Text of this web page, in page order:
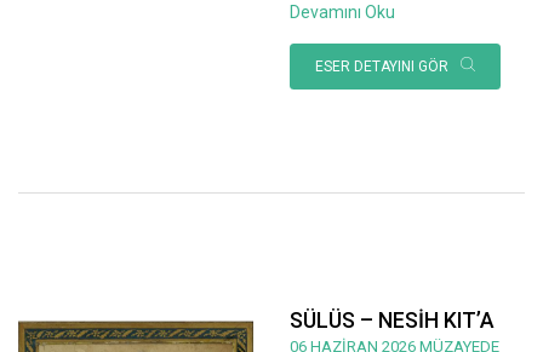
Devamını Oku
ESER DETAYINI GÖR
SÜLÜS – NESİH KIT’A
06 HAZİRAN 2026 MÜZAYEDE